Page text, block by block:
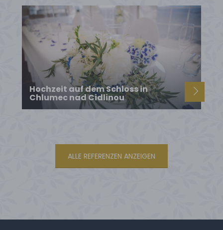
Hochzeit auf dem Schloss in
Chlumec nad Cidlinou
ALLE REFERENZEN ANZEIGEN